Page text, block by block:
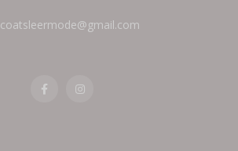
coatsleermode@gmail.com